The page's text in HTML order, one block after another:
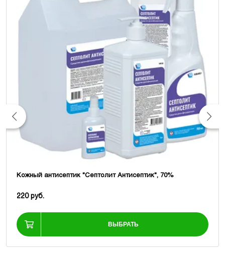
Кожный антисептик "Септолит Антисептик", 70%
220 руб.
ВЫБРАТЬ